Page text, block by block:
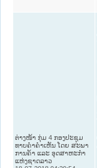
ຕ່າງໜ້າ ກຸ່ມ 4 ກອງປະຊຸມ
ທາບຄໍາຄໍາເຫັນ ໂດຍ ສະພາ
ການຄ້າ ແລະ ອຸດສາຫະກໍາ
ແຫ່ງຊາດລາວ